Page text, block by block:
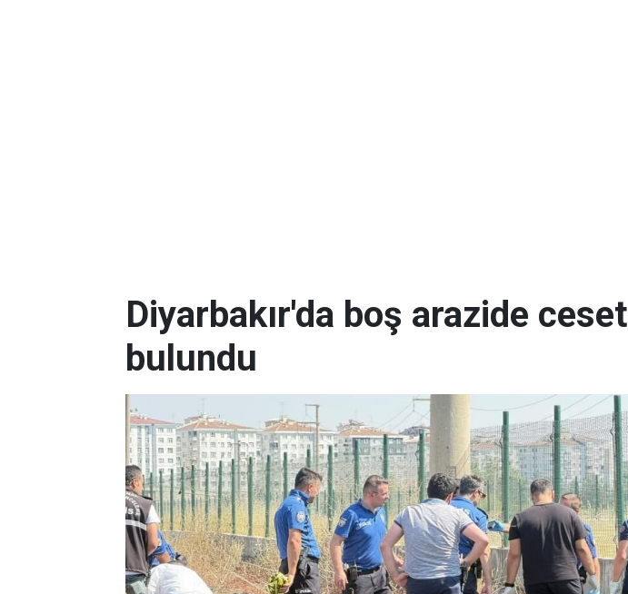
Diyarbakır'da boş arazide ceset
bulundu